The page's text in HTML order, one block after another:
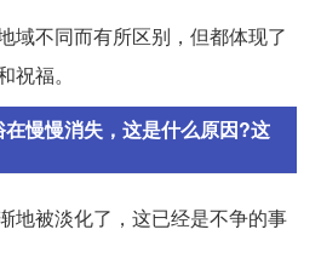
域不同而有所区别，但都体现了
祝福。
慢慢消失，这是什么原因?这
地被淡化了，这已经是不争的事